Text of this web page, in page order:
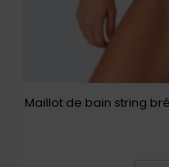
Maillot de bain string